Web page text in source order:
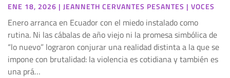
ENE 18, 2026 | JEANNETH CERVANTES PESANTES | VOCES
Enero arranca en Ecuador con el miedo instalado como
rutina. Ni las cábalas de año viejo ni la promesa simbólica de
“lo nuevo” lograron conjurar una realidad distinta a la que se
impone con brutalidad: la violencia es cotidiana y también es
una prá…